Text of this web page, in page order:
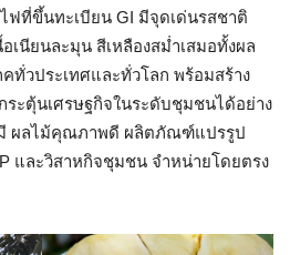
ไฟที่ขึ้นทะเบียน GI มีจุดเด่นรสชาติ
นียนละมุน สีเหลืองสม่ำเสมอทั้งผล
ทั่วประเทศและทั่วโลก พร้อมสร้าง
ระตุ้นเศรษฐกิจในระดับชุมชนได้อย่าง
มี ผลไม้คุณภาพดี ผลิตภัณฑ์แปรรูป
และวิสาหกิจชุมชน จำหน่ายโดยตรง